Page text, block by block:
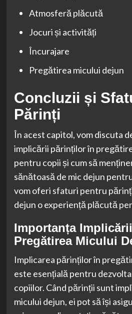
Atmosferă plăcută
Jocuri și activități
Încurajare
Pregătirea micului dejun
Concluzii și
Părinți
În acest capitol, vom discuta
implicării părinților în
pentru copii și cum să
sănătoasă de mic dejun
vom oferi sfaturi pentru
dejun o experiență plăcută
Importanța
Pregătirea Micului
Implicarea părinților în
este esențială pentru
copiilor. Când părinții sunt
micului dejun, ei pot să își